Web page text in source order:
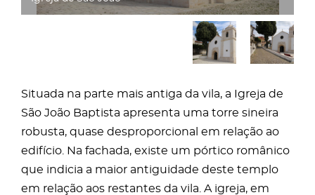
Situada na parte mais antiga da vila, a Igreja de
São João Baptista apresenta uma torre sineira
robusta, quase desproporcional em relação ao
edifício. Na fachada, existe um pórtico românico
que indicia a maior antiguidade deste templo
em relação aos restantes da vila. A igreja, em